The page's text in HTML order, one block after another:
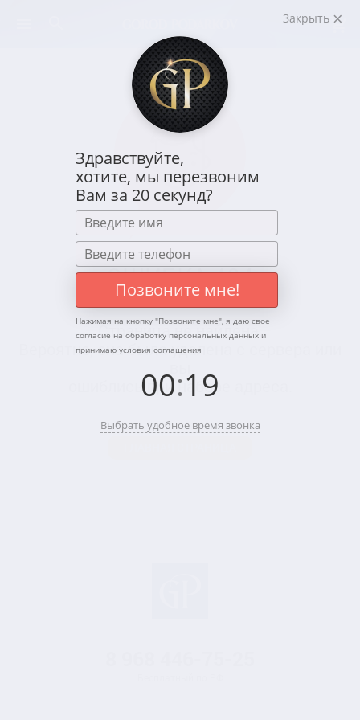
ОШИБКА 404
Страница не найдена.
Вероятно, она была удалена с сервера или
ошиблись при наборе адреса.
Закрыть
Здравствуйте,
хотите, мы перезвоним
Вам за 20 секунд?
Позвоните мне!
Нажимая на кнопку "Позвоните мне", я даю свое
согласие на обработку персональных данных и
принимаю условия соглашения
00:19
Выбрать удобное время звонка